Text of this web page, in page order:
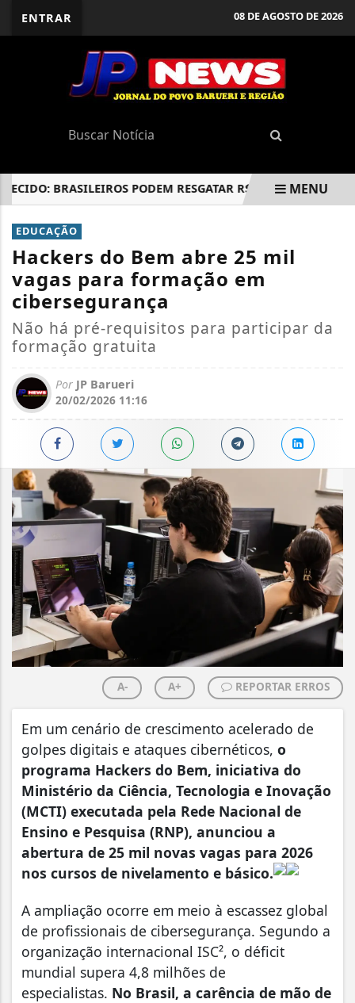
ENTRAR 08 DE AGOSTO DE 2026
BRASILEIROS PODEM RESGATAR R$ 10 BILHÕES, DIZ BC
EM ALTA
MENU
EDUCAÇÃO
Hackers do Bem abre 25 mil
vagas para formação em
cibersegurança
Não há pré-requisitos para participar da
formação gratuita
Por JP Barueri
20/02/2026 11:16
A- A+ REPORTAR ERROS
Em um cenário de crescimento acelerado de
golpes digitais e ataques cibernéticos, o
programa Hackers do Bem, iniciativa do
Ministério da Ciência, Tecnologia e Inovação
(MCTI) executada pela Rede Nacional de
Ensino e Pesquisa (RNP), anunciou a
abertura de 25 mil novas vagas para 2026
nos cursos de nivelamento e básico.
A ampliação ocorre em meio à escassez global
de profissionais de cibersegurança. Segundo a
organização internacional ISC², o déficit
mundial supera 4,8 milhões de
especialistas. No Brasil, a carência de mão de